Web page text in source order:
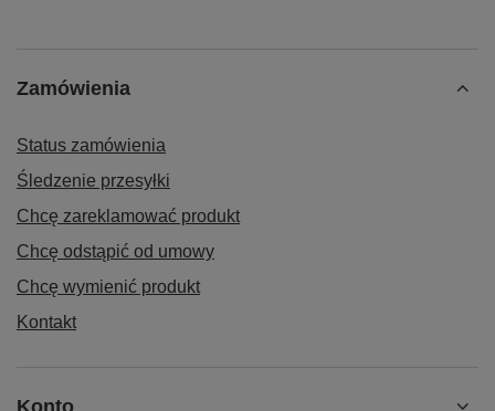
Zamówienia
Status zamówienia
Śledzenie przesyłki
Chcę zareklamować produkt
Chcę odstąpić od umowy
Chcę wymienić produkt
Kontakt
Konto